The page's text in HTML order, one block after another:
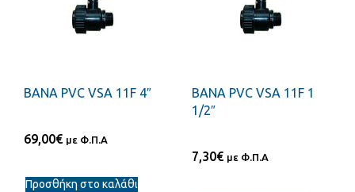
ΒΑΝΑ PVC VSA 11F 4″
69,00€ με Φ.Π.Α
Προσθήκη στο καλάθι
ΒΑΝΑ PVC VSA 11F 1
1/2″
7,30€ με Φ.Π.Α